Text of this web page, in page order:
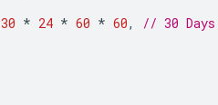
30 * 24 * 60 * 60,
// 30 Days